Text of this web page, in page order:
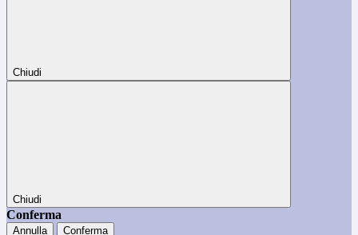
Chiudi
Chiudi
Conferma
Annulla Conferma